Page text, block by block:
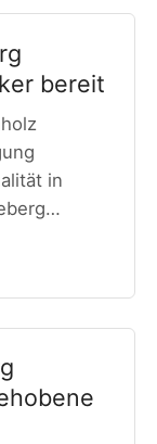
bereit
in